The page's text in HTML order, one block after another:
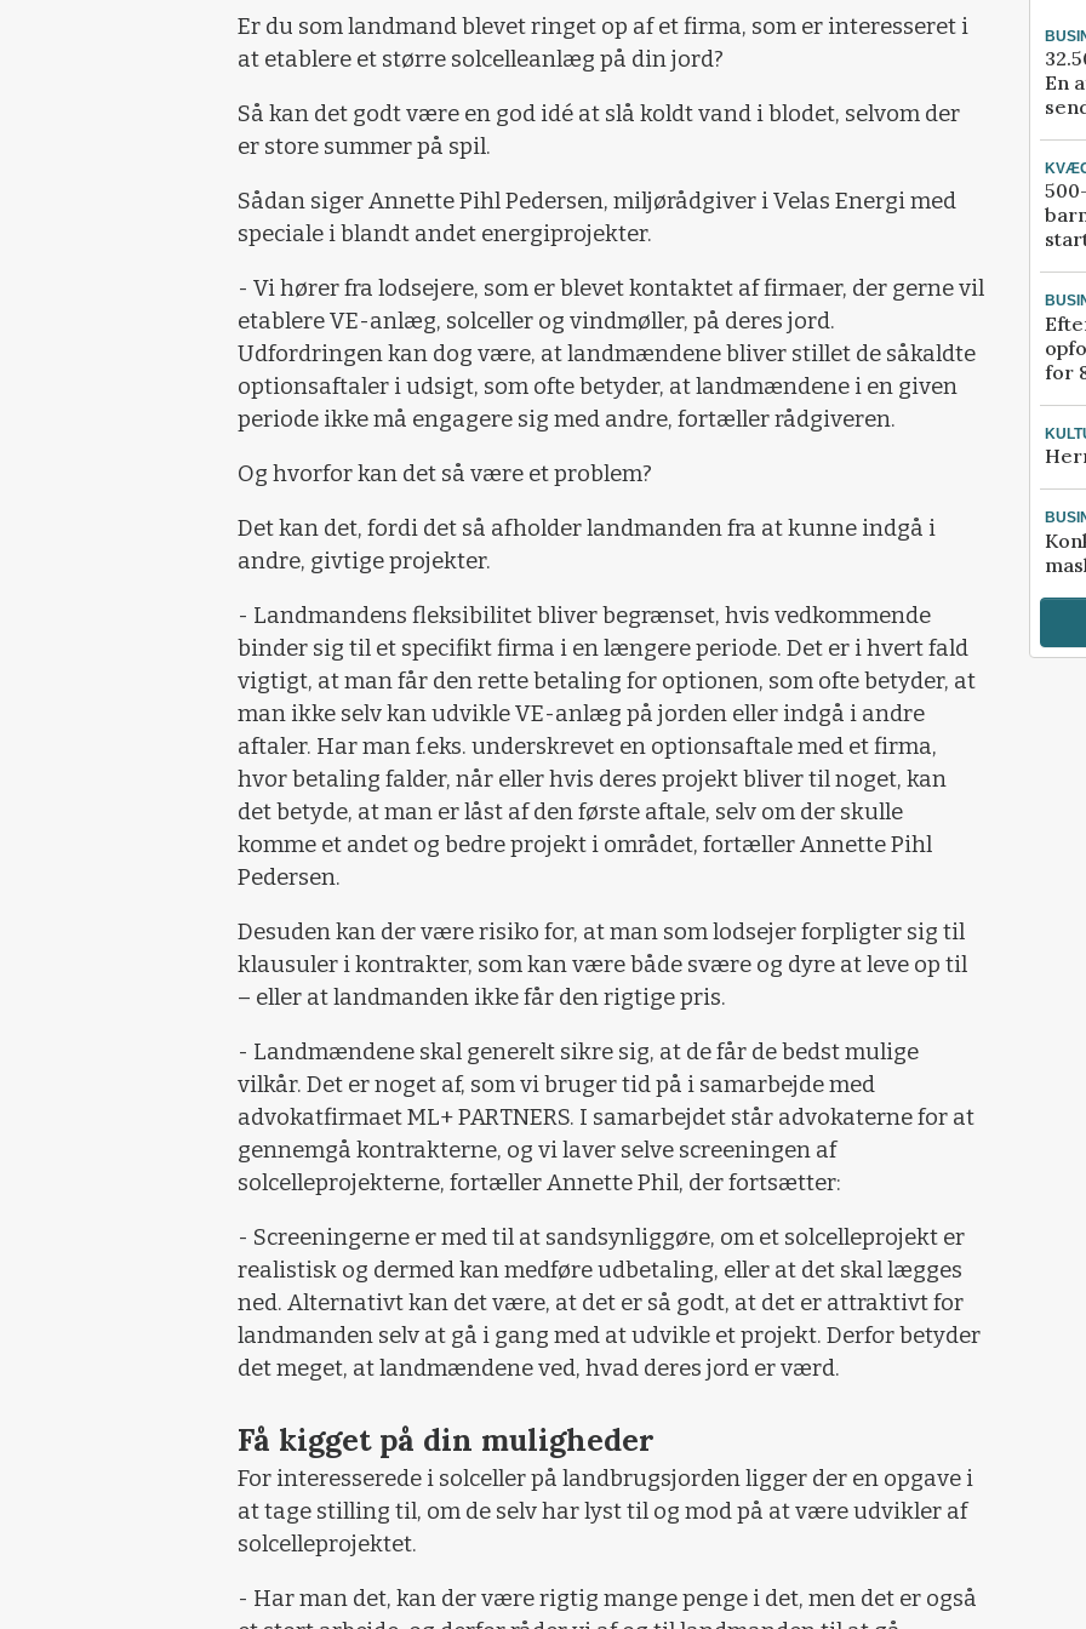
Er du som landmand blevet ringet op af et firma, som er interesseret i
at etablere et større solcelleanlæg på din jord?
Så kan det godt være en god idé at slå koldt vand i blodet, selvom der
er store summer på spil.
Sådan siger Annette Pihl Pedersen, miljørådgiver i Velas Energi med
speciale i blandt andet energiprojekter.
- Vi hører fra lodsejere, som er blevet kontaktet af firmaer, der gerne vil
etablere VE-anlæg, solceller og vindmøller, på deres jord.
Udfordringen kan dog være, at landmændene bliver stillet de såkaldte
optionsaftaler i udsigt, som ofte betyder, at landmændene i en given
periode ikke må engagere sig med andre, fortæller rådgiveren.
Og hvorfor kan det så være et problem?
Det kan det, fordi det så afholder landmanden fra at kunne indgå i
andre, givtige projekter.
- Landmandens fleksibilitet bliver begrænset, hvis vedkommende
binder sig til et specifikt firma i en længere periode. Det er i hvert fald
vigtigt, at man får den rette betaling for optionen, som ofte betyder, at
man ikke selv kan udvikle VE-anlæg på jorden eller indgå i andre
aftaler. Har man f.eks. underskrevet en optionsaftale med et firma,
hvor betaling falder, når eller hvis deres projekt bliver til noget, kan
det betyde, at man er låst af den første aftale, selv om der skulle
komme et andet og bedre projekt i området, fortæller Annette Pihl
Pedersen.
Desuden kan der være risiko for, at man som lodsejer forpligter sig til
klausuler i kontrakter, som kan være både svære og dyre at leve op til
– eller at landmanden ikke får den rigtige pris.
- Landmændene skal generelt sikre sig, at de får de bedst mulige
vilkår. Det er noget af, som vi bruger tid på i samarbejde med
advokatfirmaet ML+ PARTNERS. I samarbejdet står advokaterne for at
gennemgå kontrakterne, og vi laver selve screeningen af
solcelleprojekterne, fortæller Annette Phil, der fortsætter:
- Screeningerne er med til at sandsynliggøre, om et solcelleprojekt er
realistisk og dermed kan medføre udbetaling, eller at det skal lægges
ned. Alternativt kan det være, at det er så godt, at det er attraktivt for
landmanden selv at gå i gang med at udvikle et projekt. Derfor betyder
det meget, at landmændene ved, hvad deres jord er værd.
Få kigget på din muligheder
For interesserede i solceller på landbrugsjorden ligger der en opgave i
at tage stilling til, om de selv har lyst til og mod på at være udvikler af
solcelleprojektet.
- Har man det, kan der være rigtig mange penge i det, men det er også
En
for